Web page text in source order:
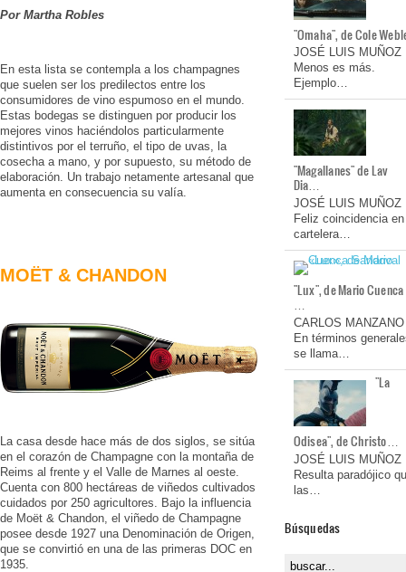
Por Martha Robles
En esta lista se contempla a los champagnes
que suelen ser los predilectos entre los
consumidores de vino espumoso en el mundo.
Estas bodegas se distinguen por producir los
mejores vinos haciéndolos particularmente
distintivos por el terruño, el tipo de uvas, la
cosecha a mano, y por supuesto, su método de
elaboración. Un trabajo netamente artesanal que
aumenta en consecuencia su valía.
MOËT & CHANDON
La casa desde hace más de dos siglos, se sitúa
en el corazón de Champagne con la montaña de
Reims al frente y el Valle de Marnes al oeste.
Cuenta con 800 hectáreas de viñedos cultivados
cuidados por 250 agricultores. Bajo la influencia
de Moët & Chandon, el viñedo de Champagne
posee desde 1927 una Denominación de Origen,
que se convirtió en una de las primeras DOC en
1935.
"Omaha", de Cole
JOSÉ LUIS MUÑOZ
Menos es más.
Ejemplo…
"Magallanes" de Lav
Dia…
JOSÉ LUIS MUÑOZ
Feliz coincidencia en
cartelera…
"Lux", de Mario Cuenca
…
CARLOS MANZANO
En términos
se llama…
"La
Odisea", de Christo…
JOSÉ LUIS MUÑOZ
Resulta paradójico
las…
Búsquedas